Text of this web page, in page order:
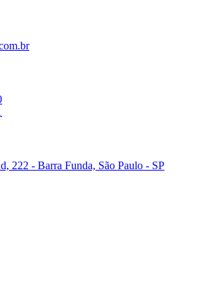
222 - Barra Funda, São Paulo - SP